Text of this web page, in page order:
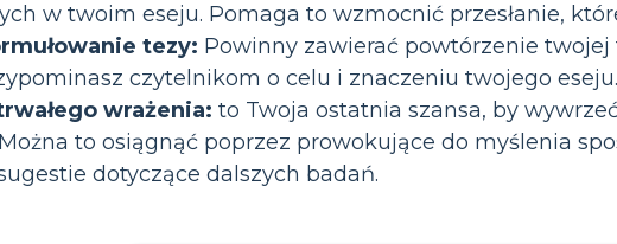
w twoim eseju. Pomaga to wzmocnić przesłanie,
tezy: Powinny zawierać powtórzenie
czytelnikom o celu i znaczeniu twojego eseju.
wrażenia: to Twoja ostatnia szansa, by
to osiągnąć poprzez prowokujące do myślenia
dotyczące dalszych badań.